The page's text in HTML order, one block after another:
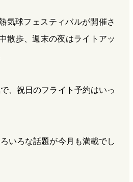
気球フェスティバルが開催さ
散歩、週末の夜はライトアッ
、祝日のフライト予約はいっ
いろな話題が今月も満載でし